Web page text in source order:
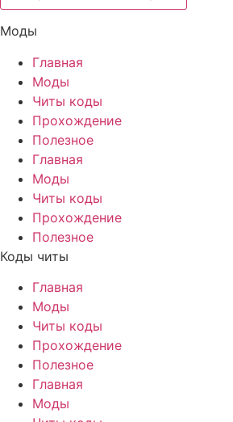
Моды
Главная
Моды
Читы коды
Прохождение
Полезное
Главная
Моды
Читы коды
Прохождение
Полезное
Коды читы
Главная
Моды
Читы коды
Прохождение
Полезное
Главная
Моды